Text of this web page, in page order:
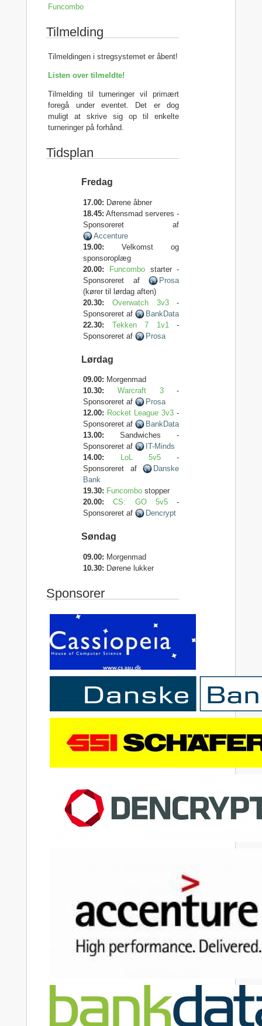
Funcombo
Tilmelding
Tilmeldingen i stregsystemet er åbent!
Listen over tilmeldte!
Tilmelding til turneringer vil primært
foregå under eventet. Det er dog
muligt at skrive sig op til enkelte
turneringer på forhånd.
Tidsplan
Fredag
17.00: Dørene åbner
18.45: Aftensmad serveres -
Sponsoreret af
Accenture
19.00: Velkomst og
sponsoroplæg
20.00:
Funcombostarter -
Sponsoreret af
Prosa
(kører til lørdag aften)
20.30:
Overwatch 3v3-
Sponsoreret af
BankData
22.30:
Tekken 7 1v1
-
Sponsoreret af
Prosa
Lørdag
09.00: Morgenmad
10.30:
Warcraft 3-
Sponsoreret af
Prosa
12.00: Rocket League 3v3 -
Sponsoreret af
BankData
13.00: Sandwiches -
Sponsoreret af
IT-Minds
14.00:
LoL 5v5-
Sponsoreret af
Danske
Bank
19.30: Funcombo stopper
20.00:
CS: GO 5v5 -
Sponsoreret af
Dencrypt
Søndag
09.00: Morgenmad
10.30: Dørene lukker
Sponsorer